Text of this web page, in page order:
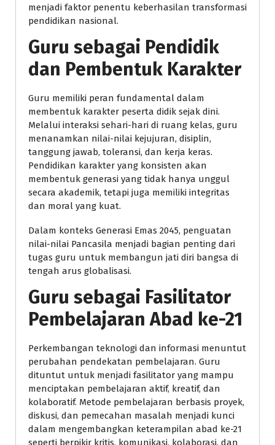
menjadi faktor penentu keberhasilan transformasi
pendidikan nasional.
Guru sebagai Pendidik
dan Pembentuk Karakter
Guru memiliki peran fundamental dalam
membentuk karakter peserta didik sejak dini.
Melalui interaksi sehari-hari di ruang kelas, guru
menanamkan nilai-nilai kejujuran, disiplin,
tanggung jawab, toleransi, dan kerja keras.
Pendidikan karakter yang konsisten akan
membentuk generasi yang tidak hanya unggul
secara akademik, tetapi juga memiliki integritas
dan moral yang kuat.
Dalam konteks Generasi Emas 2045, penguatan
nilai-nilai Pancasila menjadi bagian penting dari
tugas guru untuk membangun jati diri bangsa di
tengah arus globalisasi.
Guru sebagai Fasilitator
Pembelajaran Abad ke-21
Perkembangan teknologi dan informasi menuntut
perubahan pendekatan pembelajaran. Guru
dituntut untuk menjadi fasilitator yang mampu
menciptakan pembelajaran aktif, kreatif, dan
kolaboratif. Metode pembelajaran berbasis proyek,
diskusi, dan pemecahan masalah menjadi kunci
dalam mengembangkan keterampilan abad ke-21
seperti berpikir kritis, komunikasi, kolaborasi, dan